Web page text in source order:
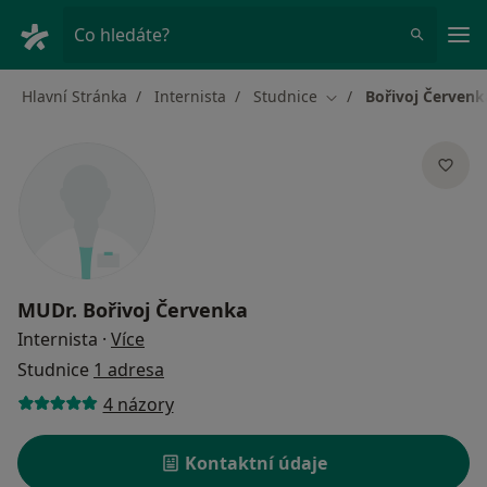
Co hledáte?
Hlavní Stránka Internista Studnice Změna města
Bořivoj
MUDr. Bořivoj Červenka
Internista · Více
Studnice 1 adresa
4 názory
Kontaktní údaje